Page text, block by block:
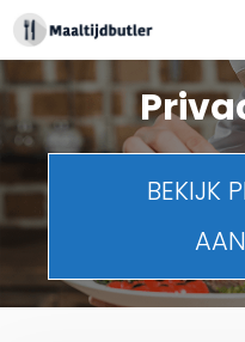
Spring
naar
inhoud
BEKIJK